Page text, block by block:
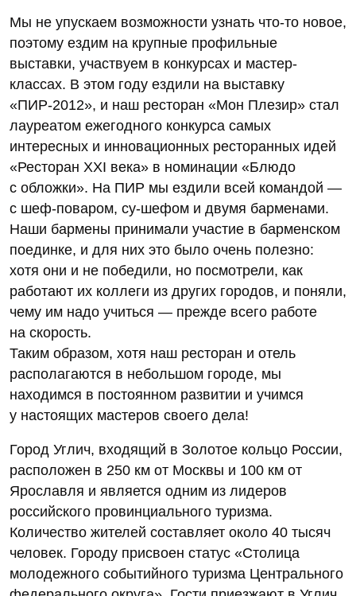
Мы не упускаем возможности узнать что-то новое,
поэтому ездим на крупные профильные
выставки, участвуем в конкурсах и мастер-
классах. В этом году ездили на выставку
«ПИР-2012», и наш ресторан «Мон Плезир» стал
лауреатом ежегодного конкурса самых
интересных и инновационных ресторанных идей
«Ресторан XXI века» в номинации «Блюдо
с обложки». На ПИР мы ездили всей командой —
с шеф-поваром, су-шефом и двумя барменами.
Наши бармены принимали участие в барменском
поединке, и для них это было очень полезно:
хотя они и не победили, но посмотрели, как
работают их коллеги из других городов, и поняли,
чему им надо учиться — прежде всего работе
на скорость.
Таким образом, хотя наш ресторан и отель
располагаются в небольшом городе, мы
находимся в постоянном развитии и учимся
у настоящих мастеров своего дела!
Город Углич, входящий в Золотое кольцо России,
расположен в 250 км от Москвы и 100 км от
Ярославля и является одним из лидеров
российского провинциального туризма.
Количество жителей составляет около 40 тысяч
человек. Городу присвоен статус «Столица
молодежного событийного туризма Центрального